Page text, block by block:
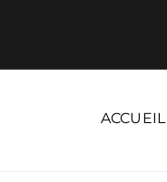
ACCUEIL